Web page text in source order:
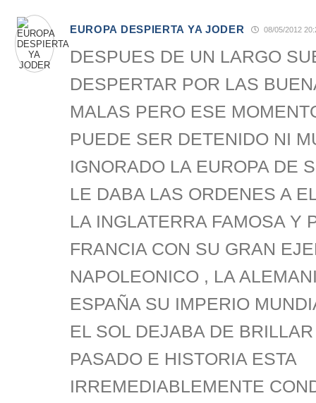
EUROPA DESPIERTA YA JODER 08/05/2012
DESPUES DE UN LARGO
DESPERTAR POR LAS
MALAS PERO ESE
PUEDE SER DETENIDO NI
IGNORADO LA EUROPA DE
LE DABA LAS ORDENES A
LA INGLATERRA FAMOSA Y
FRANCIA CON SU GRAN
NAPOLEONICO , LA
ESPAÑA SU IMPERIO
EL SOL DEJABA DE
PASADO E HISTORIA ESTA
IRREMEDIABLEMENTE